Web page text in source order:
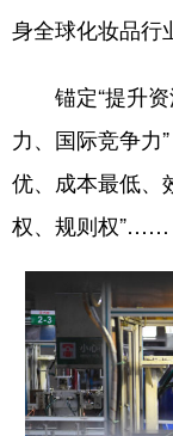
身全球化妆品行
锚定“提升
力、国际竞争力
优、成本最低、
权、规则权”……